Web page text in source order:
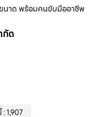
ขนาด พร้อมคนขับมืออาชีพ
กัด
1,907